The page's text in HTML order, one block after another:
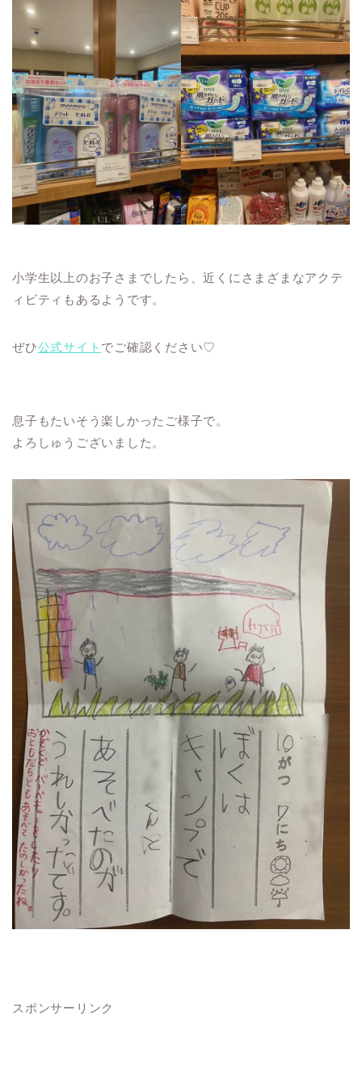
小学生以上のお子さまでしたら、近くにさまざまなアクテ
ィビティもあるようです。
ぜひ公式サイト でご確認ください♡
息子もたいそう楽しかったご様子で。
よろしゅうございました。
スポンサーリンク